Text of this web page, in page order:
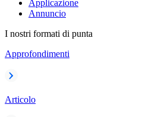
Applicazione
Annuncio
I nostri formati di punta
Approfondimenti
Articolo